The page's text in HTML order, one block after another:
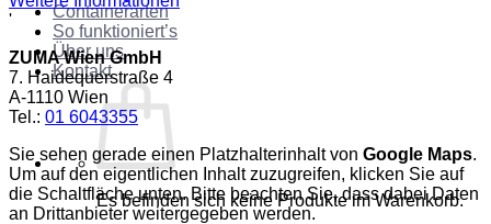
Containerarten
So funktioniert’s
Über uns
Kontakt
Es befinden sich keine Produkte im Warenkorb.
'
ZUMA Wien GmbH
7. Haidequerstraße 4
A-1110 Wien
Tel.: 01 6043355
Sie sehen gerade einen Platzhalterinhalt von Google Maps.
Um auf den eigentlichen Inhalt zuzugreifen, klicken Sie auf
die Schaltfläche unten. Bitte beachten Sie, dass dabei Daten
an Drittanbieter weitergegeben werden.